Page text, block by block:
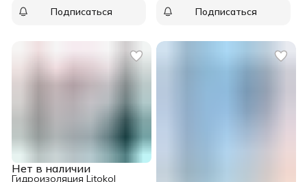
Подписаться Подписаться
Нет в наличии
Гидроизоляция Litokol